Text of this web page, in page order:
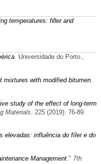
temperatures: filler and
. Universidade do Porto.,
mixtures with modified bitumen.
study of the effect of long-term
Materials . 225 (2019): 76-89.
elevadas: influência do fíler e do
Management." 7th